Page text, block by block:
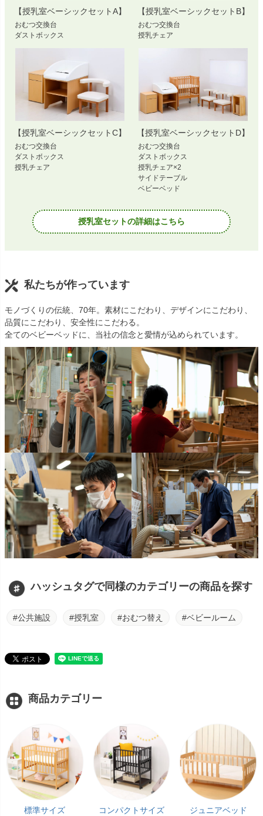
【授乳室ベーシックセットA】 【授乳室ベーシックセットB】
おむつ交換台
ダストボックス
おむつ交換台
授乳チェア
【授乳室ベーシックセットC】 【授乳室ベーシックセットD】
おむつ交換台
ダストボックス
授乳チェア
おむつ交換台
ダストボックス
授乳チェア×2
サイドテーブル
ベビーベッド
授乳室セットの詳細はこちら
私たちが作っています
モノづくりの伝統、70年。素材にこだわり、デザインにこだわり、
品質にこだわり、安全性にこだわる。
全てのベビーベッドに、当社の信念と愛情が込められています。
ハッシュタグで同様のカテゴリーの商品を探す
#公共施設 #授乳室 #おむつ替え #ベビールーム
商品カテゴリー
標準サイズ コンパクトサイズ ジュニアベッド